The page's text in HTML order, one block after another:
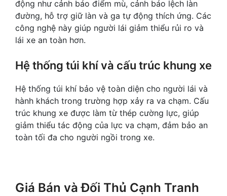
động như cảnh báo điểm mù, cảnh báo lệch làn
đường, hỗ trợ giữ làn và ga tự động thích ứng. Các
công nghệ này giúp người lái giảm thiểu rủi ro và
lái xe an toàn hơn.
Hệ thống túi khí và cấu trúc khung xe
Hệ thống túi khí bảo vệ toàn diện cho người lái và
hành khách trong trường hợp xảy ra va chạm. Cấu
trúc khung xe được làm từ thép cường lực, giúp
giảm thiểu tác động của lực va chạm, đảm bảo an
toàn tối đa cho người ngồi trong xe.
Giá Bán và Đối Thủ Cạnh Tranh